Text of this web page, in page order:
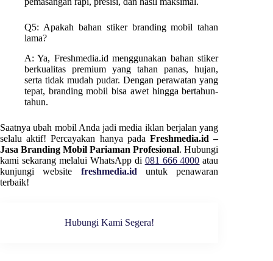
Q5: Apakah bahan stiker branding mobil tahan
lama?
A: Ya, Freshmedia.id menggunakan bahan stiker
berkualitas premium yang tahan panas, hujan,
serta tidak mudah pudar. Dengan perawatan yang
tepat, branding mobil bisa awet hingga bertahun-
tahun.
Saatnya ubah mobil Anda jadi media iklan berjalan yang
selalu aktif! Percayakan hanya padaFreshmedia.id –
Jasa Branding Mobil Pariaman Profesional. Hubungi
kami sekarang melalui WhatsApp di 081 666 4000 atau
kunjungi website freshmedia.id untuk penawaran
terbaik!
Hubungi Kami Segera!